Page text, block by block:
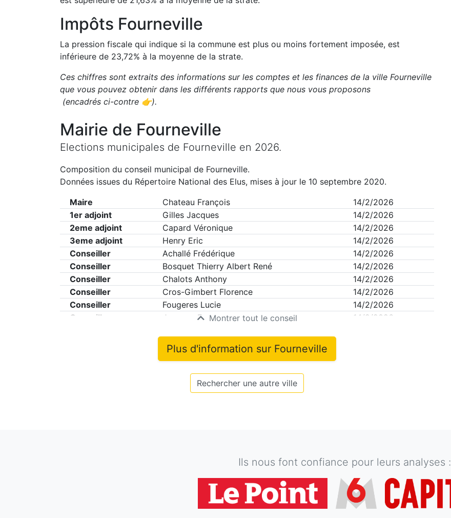
Impôts Fourneville
La pression fiscale qui indique si la commune est plus ou moins fortement imposée, est
inférieure de 23,72% à la moyenne de la strate.
Ces chiffres sont extraits des informations sur les comptes et les finances de la ville Fourneville
que vous pouvez obtenir dans les différents rapports que nous vous proposons
(encadrés ci-contre 👉).
Mairie de Fourneville
Elections municipales de Fourneville en 2026.
Composition du conseil municipal de Fourneville.
Données issues du Répertoire National des Elus, mises à jour le 10 septembre 2020.
Maire
Chateau François
14/2/2026
1er adjoint
Gilles Jacques
14/2/2026
2eme adjoint
Capard Véronique
14/2/2026
3eme adjoint
Henry Eric
14/2/2026
Conseiller
Achallé Frédérique
14/2/2026
Conseiller
Bosquet Thierry Albert René
14/2/2026
Conseiller
Chalots Anthony
14/2/2026
Conseiller
Cros-Gimbert Florence
14/2/2026
Conseiller
Fougeres Lucie
14/2/2026
Conseiller
Jacques Fanny 14/2/2026
Montrer tout le conseil
Plus d'information sur Fourneville
Rechercher une autre ville
Ils nous font confiance pour leurs analyses :